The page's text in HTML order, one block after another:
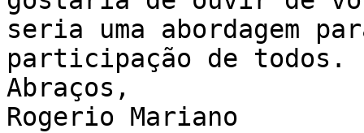
seria uma abordagem
participação de todos.
Abraços,
Rogerio Mariano